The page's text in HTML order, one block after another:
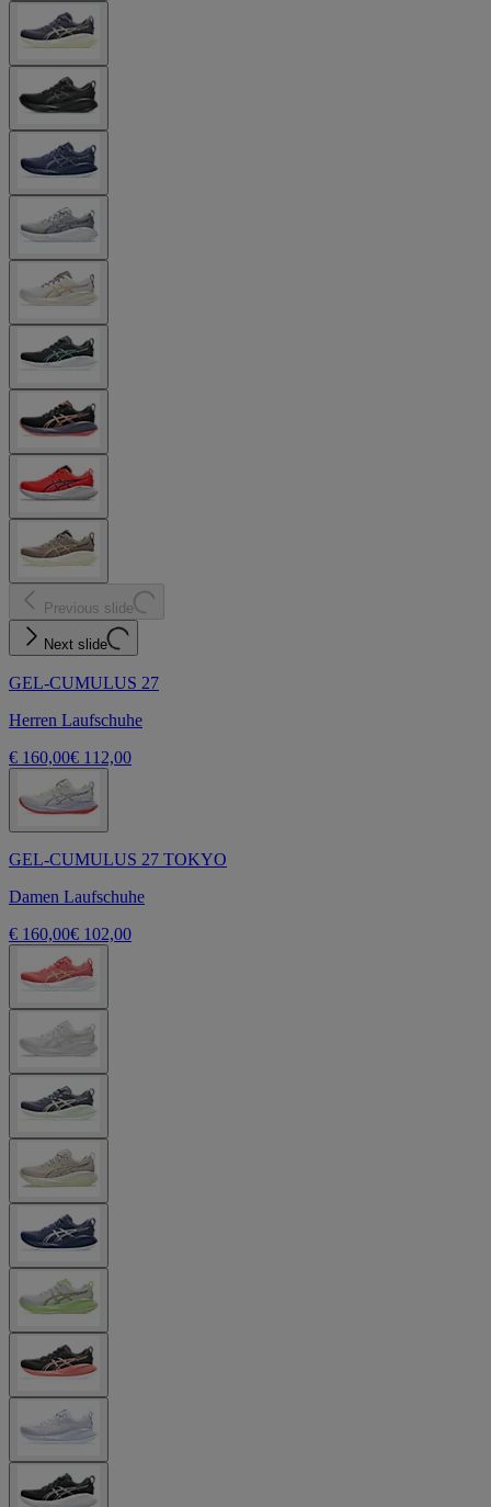
Previous slide
Next slide
GEL-CUMULUS 27
Herren Laufschuhe
€ 160,00€ 112,00
GEL-CUMULUS 27 TOKYO
Damen Laufschuhe
€ 160,00€ 102,00